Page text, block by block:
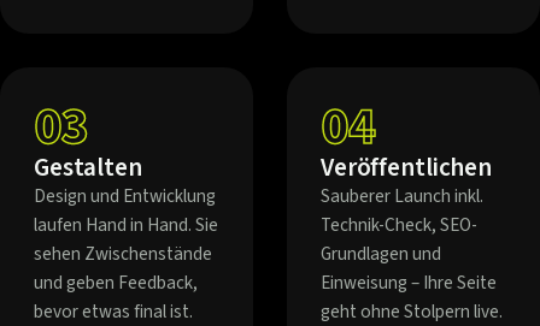
03
Gestalten
Design und Entwicklung
laufen Hand in Hand. Sie
sehen Zwischenstände
und geben Feedback,
bevor etwas final ist.
04
Veröffentlichen
Sauberer Launch inkl.
Technik-Check, SEO-
Grundlagen und
Einweisung – Ihre Seite
geht ohne Stolpern live.